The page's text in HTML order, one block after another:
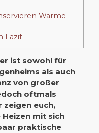
Wärme
Fazit
ist sowohl für
als auch
von großer
oftmals
zeigen euch,
mit sich
praktische